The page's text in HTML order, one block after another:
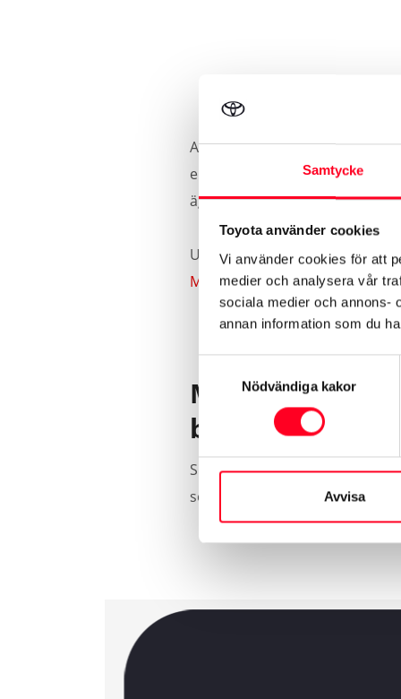
Samtycke
Toyota använder cookies
Vi använder cookies för att
medier och analysera vår
sociala medier och annons-
annan information som du
Nödvändiga kakor
Avvisa
All service som är utförd hos
elektroniska servicesystem
ägare finns även tidigare
Uppkopplingsbara bilar kan
MyToyota‑portalen på
Min bil är inte
bilen
Skapa ett konto iMy Toyota-
som finns i MyToyota-